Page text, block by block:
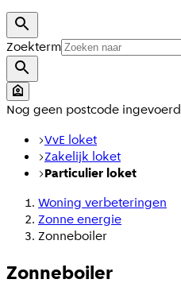
Zoekterm
Nog geen postcode ingevoerd
VvE loket
Zakelijk loket
Particulier loket
Woning verbeteringen
Zonne energie
Zonneboiler
Zonneboiler